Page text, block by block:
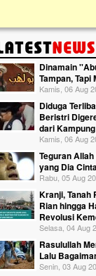
Dinamain
Tampan, Tapi
Kamis, 06 Aug
Diduga
Beristri
dari Kampung
Kamis, 06 Aug
Teguran
yang Dia
Rabu, 05 Aug
Kranji, Tanah
Rian hingga
Revolusi
Selasa, 04 Aug
Rasulullah
Lalu
Senin, 03 Aug